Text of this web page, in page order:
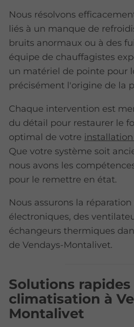
Nous résolvons
liés à un manque de
bruits anormaux ou à des
équipe de chauffagistes
un matériel de pointe pour
précisément l'origine de la
Chaque intervention est
du détail pour restaurer le
optimal de votre
Que votre système soit
nous avons les
pour le remettre en état.
Nous assurons la
électroniques, des
échangeurs thermiques
de Vendays-Montalivet.
Solutions
climatisation à
Montalivet